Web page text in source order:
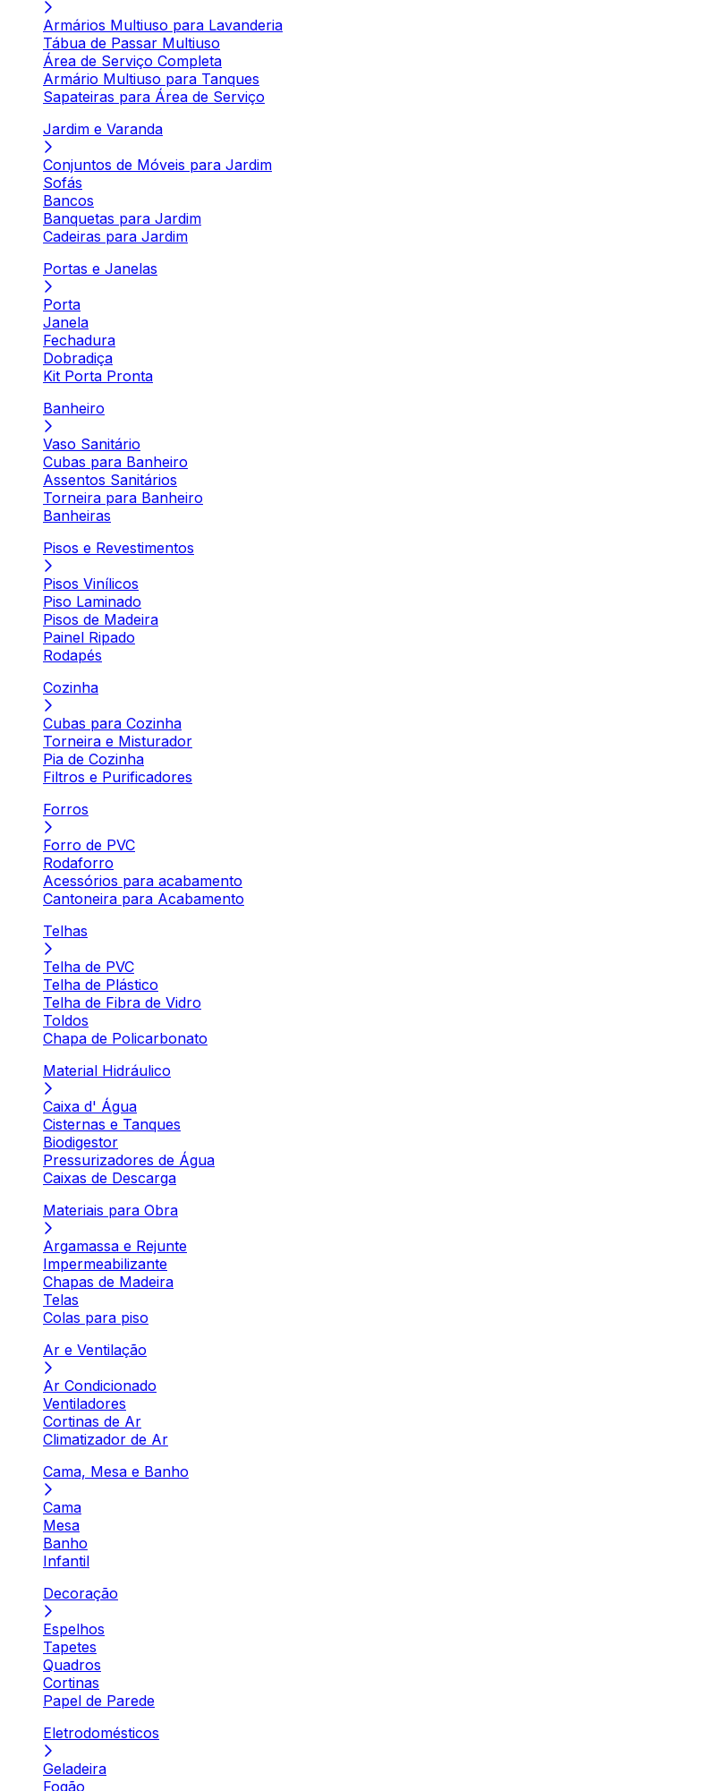
Armários Multiuso para Lavanderia
Tábua de Passar Multiuso
Área de Serviço Completa
Armário Multiuso para Tanques
Sapateiras para Área de Serviço
Jardim e Varanda
Conjuntos de Móveis para Jardim
Sofás
Bancos
Banquetas para Jardim
Cadeiras para Jardim
Portas e Janelas
Porta
Janela
Fechadura
Dobradiça
Kit Porta Pronta
Banheiro
Vaso Sanitário
Cubas para Banheiro
Assentos Sanitários
Torneira para Banheiro
Banheiras
Pisos e Revestimentos
Pisos Vinílicos
Piso Laminado
Pisos de Madeira
Painel Ripado
Rodapés
Cozinha
Cubas para Cozinha
Torneira e Misturador
Pia de Cozinha
Filtros e Purificadores
Forros
Forro de PVC
Rodaforro
Acessórios para acabamento
Cantoneira para Acabamento
Telhas
Telha de PVC
Telha de Plástico
Telha de Fibra de Vidro
Toldos
Chapa de Policarbonato
Material Hidráulico
Caixa d' Água
Cisternas e Tanques
Biodigestor
Pressurizadores de Água
Caixas de Descarga
Materiais para Obra
Argamassa e Rejunte
Impermeabilizante
Chapas de Madeira
Telas
Colas para piso
Ar e Ventilação
Ar Condicionado
Ventiladores
Cortinas de Ar
Climatizador de Ar
Cama, Mesa e Banho
Cama
Mesa
Banho
Infantil
Decoração
Espelhos
Tapetes
Quadros
Cortinas
Papel de Parede
Eletrodomésticos
Geladeira
Fogão